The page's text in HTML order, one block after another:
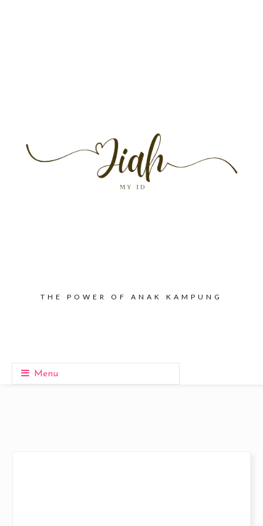
THE POWER OF ANAK KAMPUNG
Menu